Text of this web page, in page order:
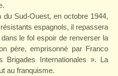
du Sud-Ouest, en octobre 1944,
espagnols, il repassera
dans le fol espoir de renverser la
père, emprisonné par Franco
Brigades Internationales ». La
au franquisme.